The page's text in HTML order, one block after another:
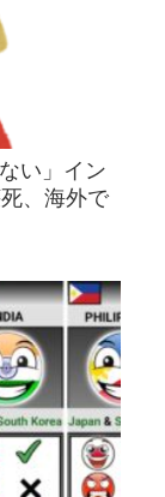
い」イン
、海外で